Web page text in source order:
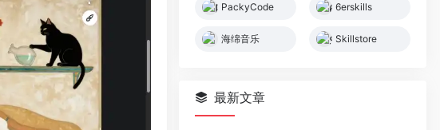
PackyCode 6erskills
海绵音乐 Skillstore
最新文章